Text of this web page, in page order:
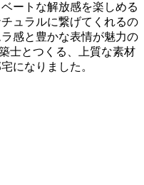
ートな解放感を楽しめる
ュラルに繋げてくれるの
感と豊かな表情が魅力の
士とつくる、上質な素材
になりました。